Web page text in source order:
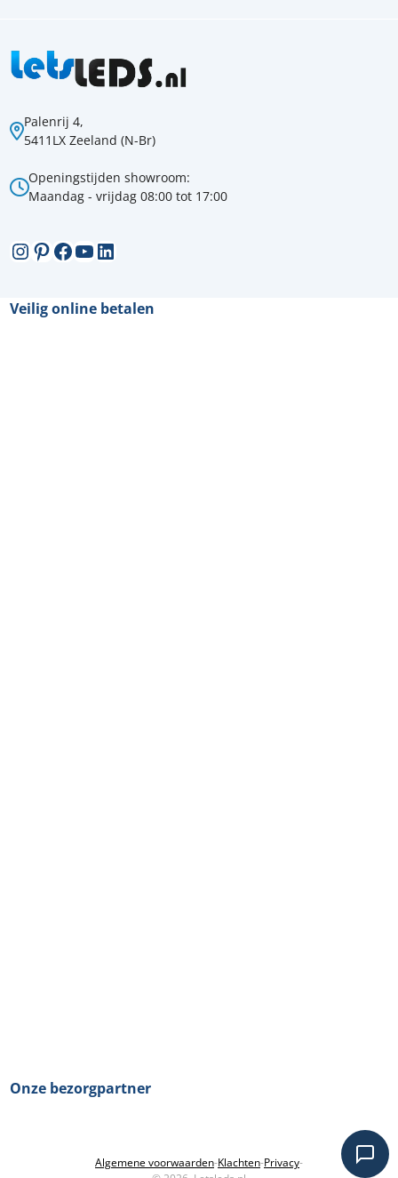
Palenrij 4,
5411LX Zeeland (N-Br)
Openingstijden showroom:
Maandag - vrijdag 08:00 tot 17:00
Instagram
Pinterest
Facebook
YouTube
LinkedIn
Veilig online betalen
Onze bezorgpartner
Algemene voorwaarden-Klachten-Privacy-